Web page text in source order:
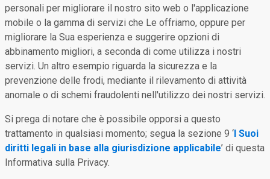
personali per migliorare il nostro sito web o l'applicazione
mobile o la gamma di servizi che Le offriamo, oppure per
migliorare la Sua esperienza e suggerire opzioni di
abbinamento migliori, a seconda di come utilizza i nostri
servizi. Un altro esempio riguarda la sicurezza e la
prevenzione delle frodi, mediante il rilevamento di attività
anomale o di schemi fraudolenti nell'utilizzo dei nostri servizi.
Si prega di notare che è possibile opporsi a questo
trattamento in qualsiasi momento; segua la sezione 9 ‘I Suoi
diritti legali in base alla giurisdizione applicabile’ di questa
Informativa sulla Privacy.